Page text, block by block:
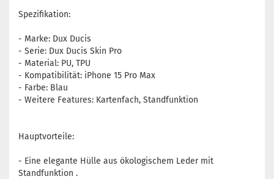
Spezifikation:
- Marke: Dux Ducis
- Serie: Dux Ducis Skin Pro
- Material: PU, TPU
- Kompatibilität: iPhone 15 Pro Max
- Farbe: Blau
- Weitere Features: Kartenfach, Standfunktion
Hauptvorteile:
- Eine elegante Hülle aus ökologischem Leder mit
Standfunktion .